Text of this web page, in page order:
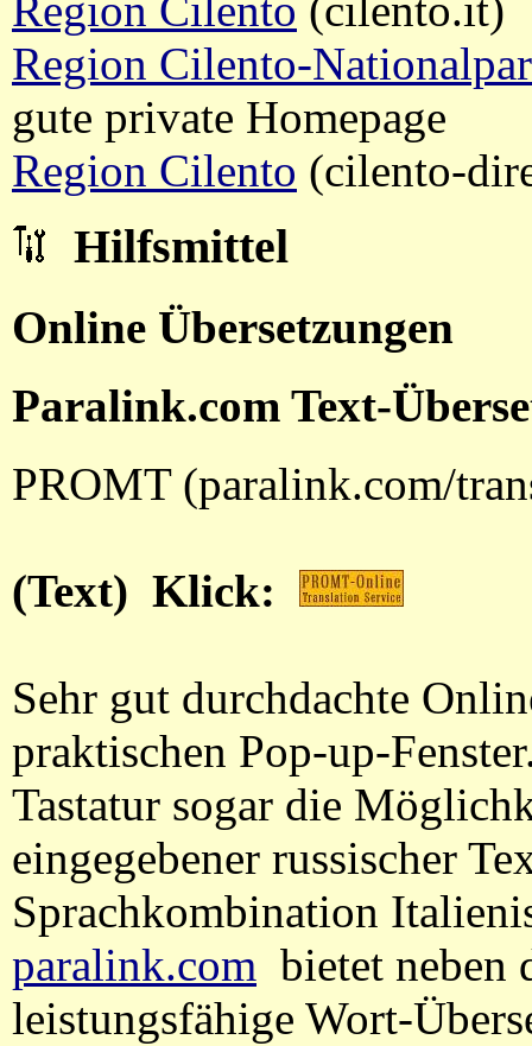
Region Cilento-
gute private Homepage
Region Cilento (cilento-
Hilfsmittel
Online Übersetzungen
Paralink.com Text-
PROMT (paralink.com/
(Text) Klick:
Sehr gut durchdachte
praktischen Pop-up-
Tastatur sogar die
eingegebener russischer
Sprachkombination
paralink.com bietet neben
leistungsfähige Wort-